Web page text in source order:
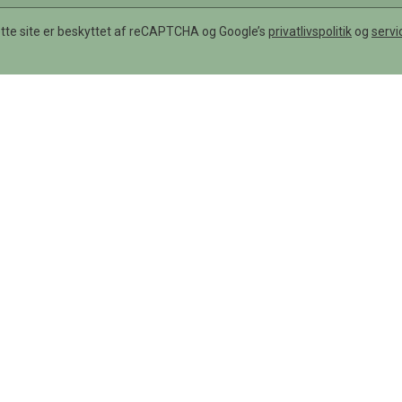
site er beskyttet af reCAPTCHA og Google’s privatlivspolitik og